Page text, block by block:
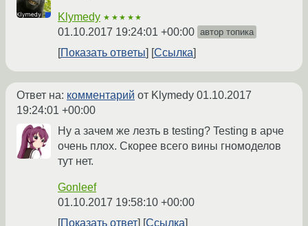
Klymedy ★★★★★
01.10.2017 19:24:01 +00:00 автор топика
Показать ответы Ссылка
Ответ на: комментарий от Klymedy 01.10.2017
19:24:01 +00:00
Ну а зачем же лезть в testing? Testing в арче
очень плох. Скорее всего вины гномоделов
тут нет.
Gonleef
01.10.2017 19:58:10 +00:00
Показать ответ
Ссылка